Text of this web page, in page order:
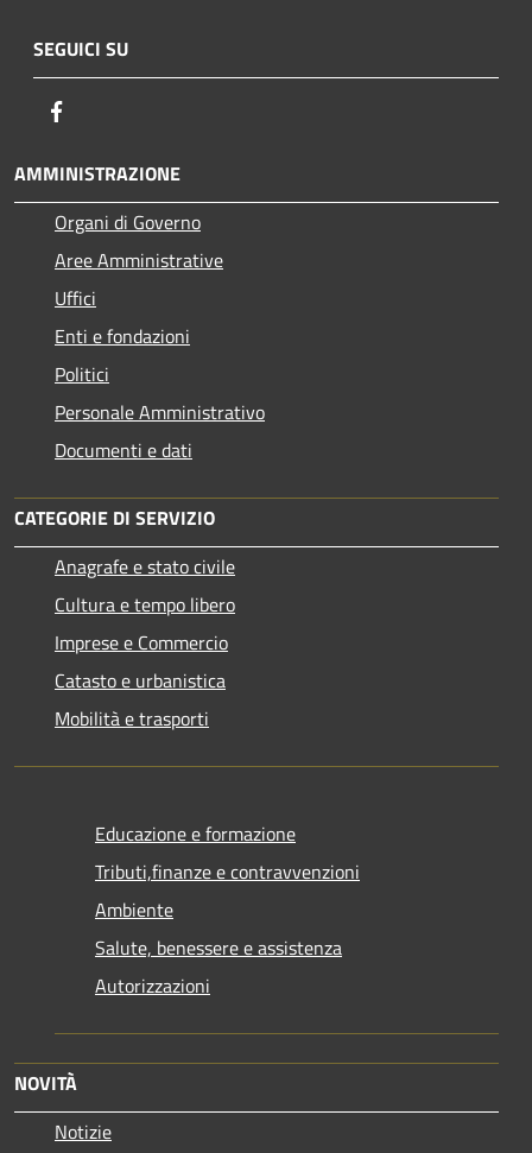
SEGUICI SU
AMMINISTRAZIONE
Organi di Governo
Aree Amministrative
Uffici
Enti e fondazioni
Politici
Personale Amministrativo
Documenti e dati
CATEGORIE DI SERVIZIO
Anagrafe e stato civile
Cultura e tempo libero
Imprese e Commercio
Catasto e urbanistica
Mobilità e trasporti
Educazione e formazione
Tributi,finanze e contravvenzioni
Ambiente
Salute, benessere e assistenza
Autorizzazioni
NOVITÀ
Notizie